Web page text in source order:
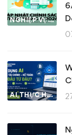
NGHIỆP VỤ KẾ TOÁN & THUẾ
AI THỰC HÀNH